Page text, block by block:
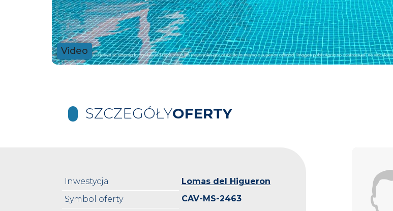
Video
SZCZEGÓŁYOFERTY
Inwestycja
Lomas del Higueron
Symbol oferty
CAV-MS-2463